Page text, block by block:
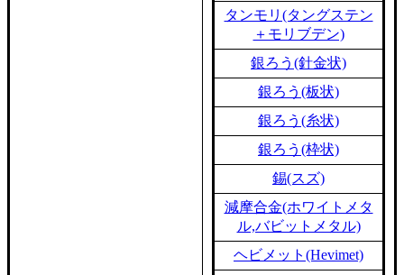
タンモリ(タングステン
＋モリブデン)
銀ろう(針金状)
銀ろう(板状)
銀ろう(糸状)
銀ろう(枠状)
錫(スズ)
減摩合金(ホワイトメタ
ル,バビットメタル)
ヘビメット(Hevimet)